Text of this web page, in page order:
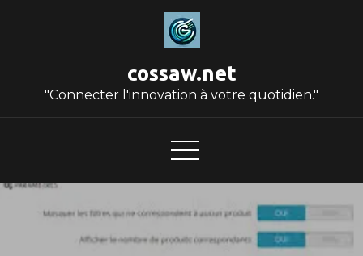
cossaw.net
"Connecter l'innovation à votre quotidien."